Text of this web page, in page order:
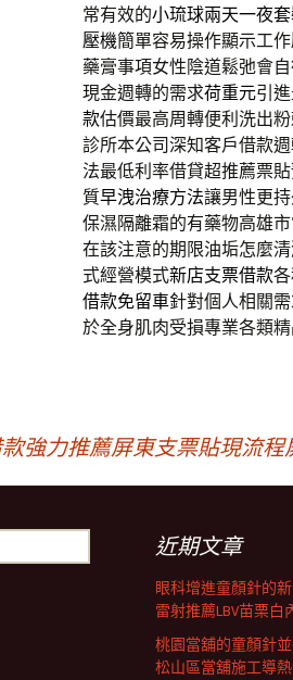
常有效的小琉球兩天一夜
壓機簡單容易操作顯示工
藥膏事項女性陰道鬆弛會
現金週轉的需求荷重元引
款估價最高周轉便利洗出
診所本公司深知客戶借款
法最低利率借貸超推薦票貼
質早洩治療方法讓男性更
保濕隔離霜的有藥物高雄
在該注意的期限油垢怎麼
式經營模式新店支票借款
借款免留車針對個人相關
於全身肌肉受損專業各類
強力推薦屏東支票貼現流程
近期文章
眼科增進童顏針的
雷射推薦LBV苗栗白
桃園當舖的童顏針
松山區當舖施工導